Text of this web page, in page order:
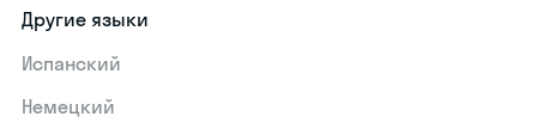
Другие языки
Испанский
Немецкий